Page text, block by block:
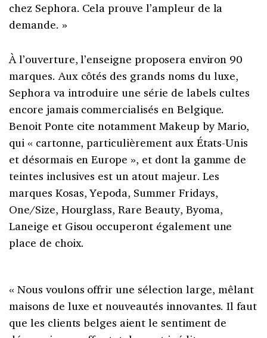
chez Sephora. Cela prouve l’ampleur de la
demande. »
À l’ouverture, l’enseigne proposera environ 90
marques. Aux côtés des grands noms du luxe,
Sephora va introduire une série de labels cultes
encore jamais commercialisés en Belgique.
Benoit Ponte cite notamment Makeup by Mario,
qui « cartonne, particulièrement aux États-Unis
et désormais en Europe », et dont la gamme de
teintes inclusives est un atout majeur. Les
marques Kosas, Yepoda, Summer Fridays,
One/Size, Hourglass, Rare Beauty, Byoma,
Laneige et Gisou occuperont également une
place de choix.
« Nous voulons offrir une sélection large, mêlant
maisons de luxe et nouveautés innovantes. Il faut
que les clients belges aient le sentiment de